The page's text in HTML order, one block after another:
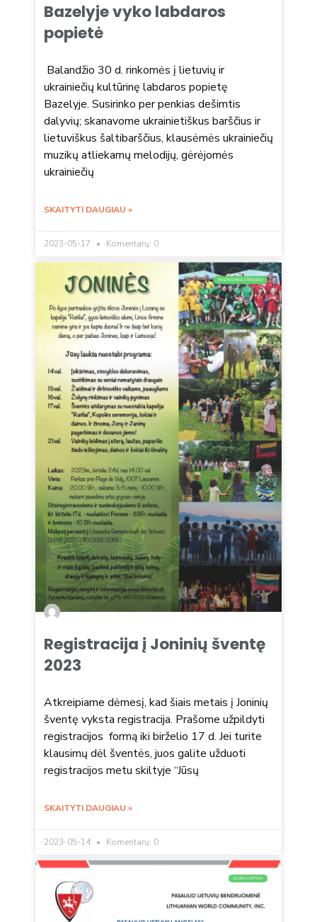
Bazelyje vyko labdaros
popietė
Balandžio 30 d. rinkomės į lietuvių ir
ukrainiečių kultūrinę labdaros popietę
Bazelyje. Susirinko per penkias dešimtis
dalyvių; skanavome ukrainietiškus barščius ir
lietuviškus šaltibarščius, klausėmės ukrainiečių
muzikų atliekamų melodijų, gėrėjomės
ukrainiečių
SKAITYTI DAUGIAU »
2023-05-17 Komentarų: 0
BENDRUOMENĖS RENGINIAI
Registracija į Joninių šventę
2023
Atkreipiame dėmesį, kad šiais metais į Joninių
šventę vyksta registracija. Prašome užpildyti
registracijos formą iki birželio 17 d. Jei turite
klausimų dėl šventės, juos galite užduoti
registracijos metu skiltyje “Jūsų
SKAITYTI DAUGIAU »
2023-05-14 Komentarų: 0
GLOBALI LIETUVA